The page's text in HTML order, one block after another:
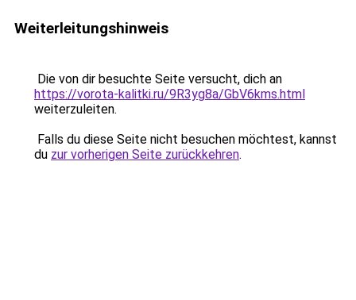
Weiterleitungshinweis
Die von dir besuchte Seite versucht, dich an
https://vorota-kalitki.ru/9R3yg8a/GbV6kms.html
weiterzuleiten.
Falls du diese Seite nicht besuchen möchtest, kannst
du zur vorherigen Seite zurückkehren.